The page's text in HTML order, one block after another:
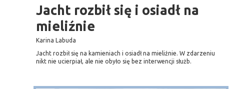
Jacht rozbił się i osiadł na
mieliźnie
Karina Labuda
Jacht rozbił się na kamieniach i osiadł na mieliźnie. W zdarzeniu
nikt nie ucierpiał, ale nie obyło się bez interwencji służb.